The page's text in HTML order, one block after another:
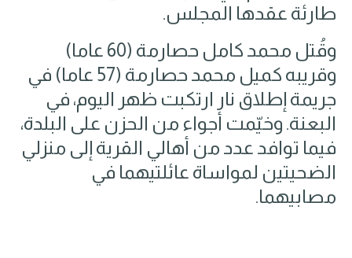
طارئة عقدها المجلس.
وقُتل محمد كامل حصارمة (60 عاما)
وقريبه كميل محمد حصارمة (57 عاما) في
جريمة إطلاق نار ارتكبت ظهر اليوم، في
البعنة. وخيّمت أجواء من الحزن على البلدة،
فيما توافد عدد من أهالي القرية إلى منزلي
الضحيتين لمواساة عائلتيهما في
مصابيهما.